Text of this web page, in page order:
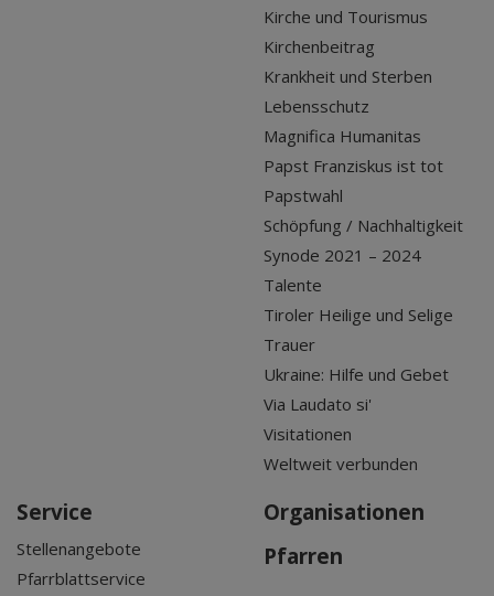
Kirche und Tourismus
Kirchenbeitrag
Krankheit und Sterben
Lebensschutz
Magnifica Humanitas
Papst Franziskus ist tot
Papstwahl
Schöpfung / Nachhaltigkeit
Synode 2021 – 2024
Talente
Tiroler Heilige und Selige
Trauer
Ukraine: Hilfe und Gebet
Via Laudato si'
Visitationen
Weltweit verbunden
Service
Stellenangebote
Pfarrblattservice
Organisationen
Pfarren